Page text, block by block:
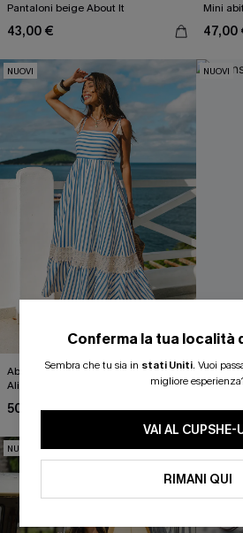
Pantaloni beige About It
43,00 €
Mini
47,00
NUOVI
Abito lungo a righe "Stars Are
Aligned"
50,00 €
NUOVI
Jeans
NUOVI NUOVI
Conferma la tua località
Sembra che tu sia in stati Uniti. Vuoi
migliore
VAI AL CUPSHE-
RIMANI QUI
ISCRIVITI PER
20% DI SCONTO SU 2 O